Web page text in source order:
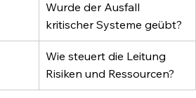
Wurde der Ausfall
kritischer Systeme geübt?
Wie steuert die Leitung
Risiken und Ressourcen?